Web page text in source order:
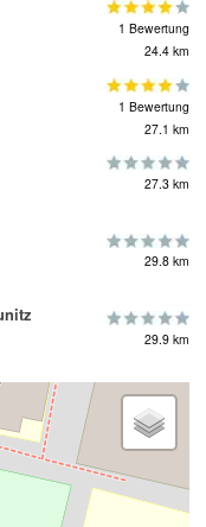
1 Bewertung
24.4 km
1 Bewertung
27.1 km
27.3 km
29.8 km
29.9 km